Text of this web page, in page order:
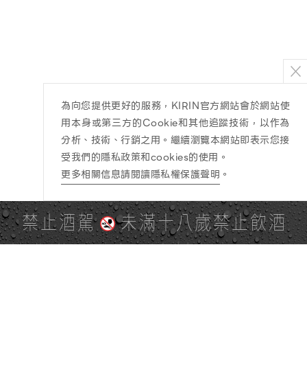
禁止酒駕 未滿十八歲禁止飲酒
為向您提供更好的服務，KIRIN官方網站會於網站使
用本身或第三方的Cookie和其他追蹤技術，以作為
分析、技術、行銷之用。繼續瀏覽本網站即表示您接
受我們的隱私政策和cookies的使用。
更多相關信息請閱讀隱私權保護聲明 。
PAGE TOP